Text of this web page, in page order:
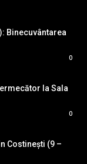
Binecuvântarea
0
la Sala
0
Costinești (9 –